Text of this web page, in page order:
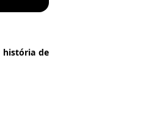
história de